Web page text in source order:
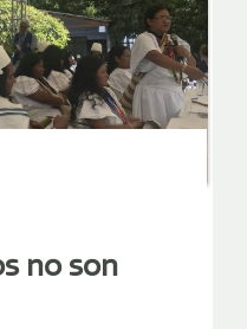
no son